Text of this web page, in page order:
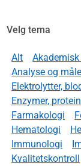
Velg tema
Alt
Analyse og
Elektrolytter,
Enzymer,
Farmakologi
Hematologi
Immunologi
Kvalitetskontroll